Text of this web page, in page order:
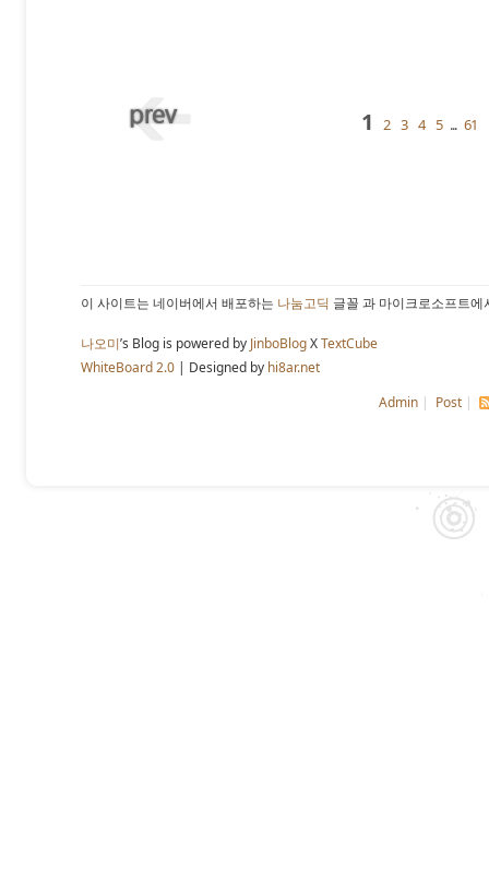
1 2 3 4 5 ... 61
이 사이트는 네이버에서 배포하는 나눔고딕 글꼴 과 마이크로소프트
나오미’s Blog is powered by JinboBlogXTextCube
WhiteBoard 2.0 | Designed by hi8ar.net
Admin | Post |